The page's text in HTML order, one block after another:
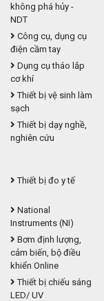
không phá hủy -
NDT
Công cụ, dụng cụ
điện cầm tay
Dụng cụ tháo lắp
cơ khí
Thiết bị vệ sinh làm
sạch
Thiết bị dạy nghề,
nghiên cứu
Thiết bị đo y tế
National
Instruments (NI)
Bơm định lượng,
cảm biến, bộ điều
khiển Online
Thiết bị chiếu sáng
LED/ UV